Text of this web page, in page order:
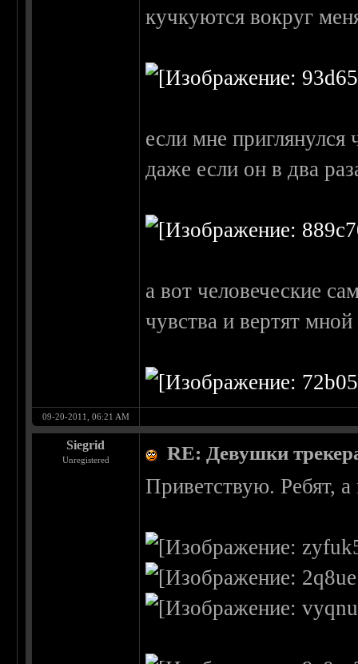
кучкуются вокруг
если мне приглянулся
даже если он в два
а вот человеческие
чувства и вертят
09-20-2011, 06:21 AM
Siegrid
Unregistered RE: Девушки
Приветствую. Ребят,